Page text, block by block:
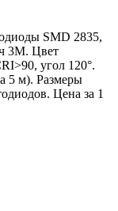
SMD 2835,
3M. Цвет
угол 120°.
5 м). Размеры
Цена за 1